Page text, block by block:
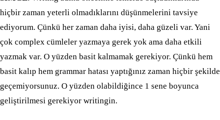
hiçbir zaman yeterli olmadıklarını düşünmelerini tavsiye
ediyorum. Çünkü her zaman daha iyisi, daha güzeli var. Yani
çok complex cümleler yazmaya gerek yok ama daha etkili
yazmak var. O yüzden basit kalmamak gerekiyor. Çünkü hem
basit kalıp hem grammar hatası yaptığınız zaman hiçbir şekilde
geçemiyorsunuz. O yüzden olabildiğince 1 sene boyunca
geliştirilmesi gerekiyor writingin.